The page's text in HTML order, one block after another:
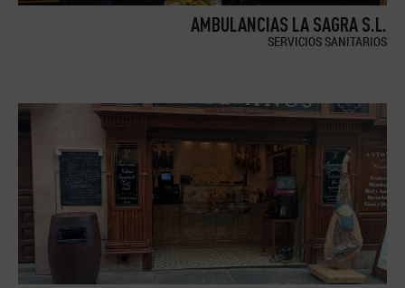
AMBULANCIAS LA SAGRA S.L.
SERVICIOS SANITARIOS